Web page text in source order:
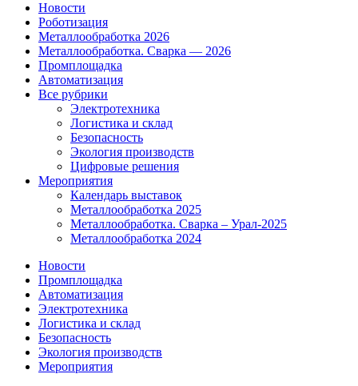
Новости
Роботизация
Металлообработка 2026
Металлообработка. Сварка — 2026
Промплощадка
Автоматизация
Все рубрики
Электротехника
Логистика и склад
Безопасность
Экология производств
Цифровые решения
Мероприятия
Календарь выставок
Металлообработка 2025
Металлообработка. Сварка – Урал-2025
Металлообработка 2024
Новости
Промплощадка
Автоматизация
Электротехника
Логистика и склад
Безопасность
Экология производств
Мероприятия